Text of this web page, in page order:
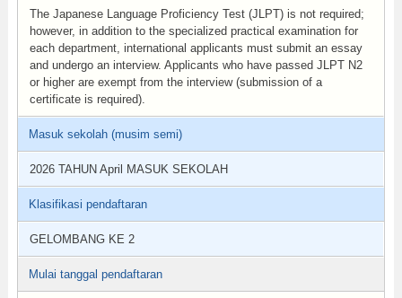
The Japanese Language Proficiency Test (JLPT) is not required;
however, in addition to the specialized practical examination for
each department, international applicants must submit an essay
and undergo an interview. Applicants who have passed JLPT N2
or higher are exempt from the interview (submission of a
certificate is required).
Masuk sekolah (musim semi)
2026 TAHUN April MASUK SEKOLAH
Klasifikasi pendaftaran
GELOMBANG KE 2
Mulai tanggal pendaftaran